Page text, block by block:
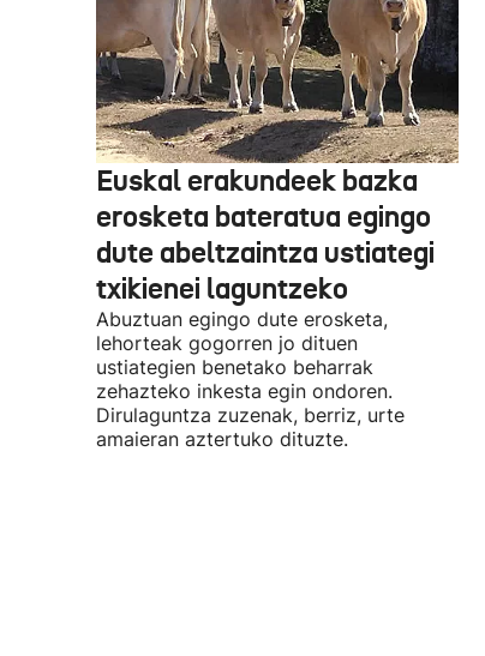
Euskal erakundeek bazka
erosketa bateratua egingo
dute abeltzaintza ustiategi
txikienei laguntzeko
Abuztuan egingo dute erosketa,
lehorteak gogorren jo dituen
ustiategien benetako beharrak
zehazteko inkesta egin ondoren.
Dirulaguntza zuzenak, berriz, urte
amaieran aztertuko dituzte.